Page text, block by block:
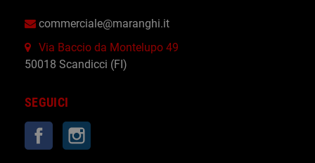
commerciale@maranghi.it
Via Baccio da Montelupo 49
50018 Scandicci (FI)
SEGUICI
Facebook